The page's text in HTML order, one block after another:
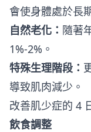
會使身體處於長
自然老化： 隨著
1%-2%。
特殊生理階段：
導致肌肉減少。
改善肌少症的 4
飲食調整